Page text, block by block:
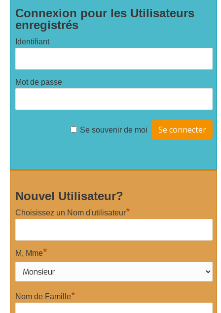
Connexion pour les Utilisateurs
enregistrés
Identifiant
Mot de passe
Se souvenir de moi
Nouvel Utilisateur?
Choisissez un Nom d'utilisateur*
M, Mme*
Nom de Famille*